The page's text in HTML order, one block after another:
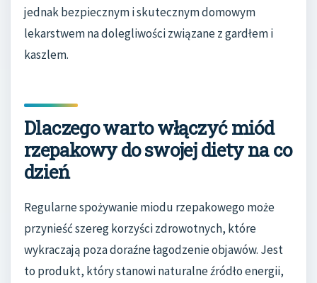
jednak bezpiecznym i skutecznym domowym
lekarstwem na dolegliwości związane z gardłem i
kaszlem.
Dlaczego warto włączyć miód
rzepakowy do swojej diety na co
dzień
Regularne spożywanie miodu rzepakowego może
przynieść szereg korzyści zdrowotnych, które
wykraczają poza doraźne łagodzenie objawów. Jest
to produkt, który stanowi naturalne źródło energii,